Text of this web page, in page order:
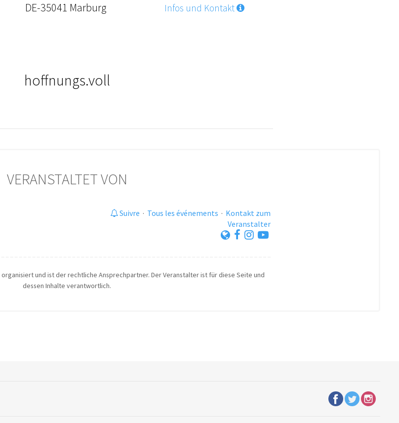
DE-35041 Marburg
Infos und Kontakt
hoffnungs.voll
VERANSTALTET VON
Suivre · Tous les événements · Kontakt zum
Veranstalter
organisiert und ist der rechtliche Ansprechpartner. Der Veranstalter ist für diese Seite und
dessen Inhalte verantwortlich.